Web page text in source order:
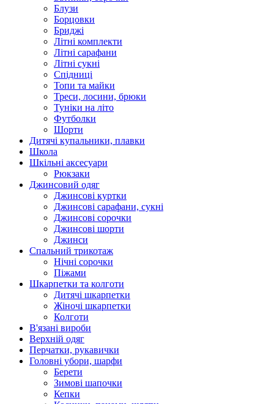
Блузи
Борцовки
Бриджі
Літні комплекти
Літні сарафани
Літні сукні
Спідниці
Топи та майки
Треси, лосини, брюки
Туніки на літо
Футболки
Шорти
Дитячі купальники, плавки
Школа
Шкільні аксесуари
Рюкзаки
Джинсовий одяг
Джинсові куртки
Джинсові сарафани, сукні
Джинсові сорочки
Джинсові шорти
Джинси
Спальний трикотаж
Нічні сорочки
Піжами
Шкарпетки та колготи
Дитячі шкарпетки
Жіночі шкарпетки
Колготи
В'язані вироби
Верхній одяг
Перчатки, рукавички
Головні убори, шарфи
Берети
Зимові шапочки
Кепки